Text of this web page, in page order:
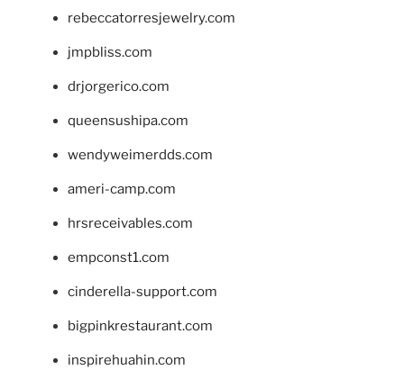
rebeccatorresjewelry.com
jmpbliss.com
drjorgerico.com
queensushipa.com
wendyweimerdds.com
ameri-camp.com
hrsreceivables.com
empconst1.com
cinderella-support.com
bigpinkrestaurant.com
inspirehuahin.com